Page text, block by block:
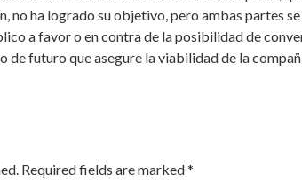
no ha logrado su objetivo, pero ambas partes
a favor o en contra de la posibilidad de
de futuro que asegure la viabilidad de la
Required fields are marked*